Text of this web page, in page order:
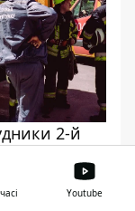
2-й
ГСЧС
Голикова
Youtube